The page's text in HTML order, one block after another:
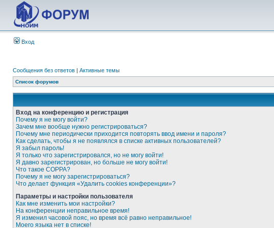
Вход
Сообщения без ответов | Активные темы
Список форумов
Вход на конференцию и регистрация
Почему я не могу войти?
Зачем мне вообще нужно регистрироваться?
Почему мне периодически приходится повторять ввод имени и пароля?
Как сделать, чтобы я не появлялся в списке активных пользователей?
Я забыл пароль!
Я только что зарегистрировался, но не могу войти!
Я давно зарегистрирован, но больше не могу войти!
Что такое COPPA?
Почему я не могу зарегистрироваться?
Что делает функция «Удалить cookies конференции»?
Параметры и настройки пользователя
Как мне изменить мои настройки?
На конференции неправильное время!
Я изменил часовой пояс, но время всё равно неправильное!
Моего языка нет в списке!